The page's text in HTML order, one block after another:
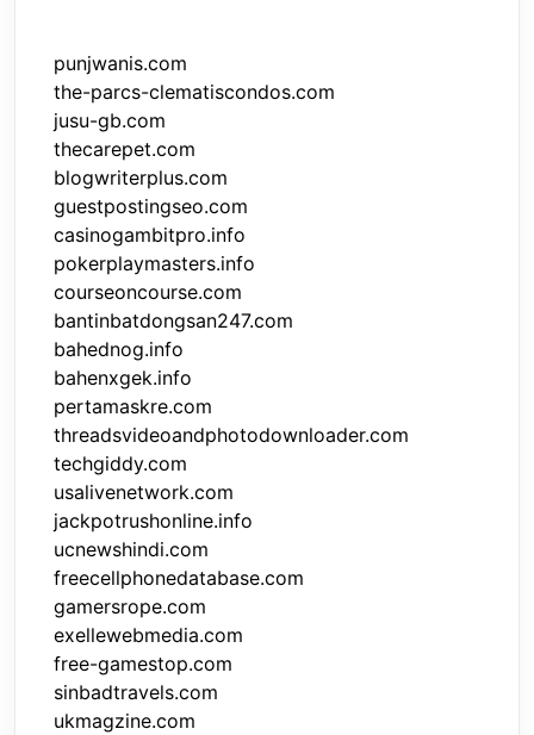
punjwanis.com
the-parcs-clematiscondos.com
jusu-gb.com
thecarepet.com
blogwriterplus.com
guestpostingseo.com
casinogambitpro.info
pokerplaymasters.info
courseoncourse.com
bantinbatdongsan247.com
bahednog.info
bahenxgek.info
pertamaskre.com
threadsvideoandphotodownloader.com
techgiddy.com
usalivenetwork.com
jackpotrushonline.info
ucnewshindi.com
freecellphonedatabase.com
gamersrope.com
exellewebmedia.com
free-gamestop.com
sinbadtravels.com
ukmagzine.com